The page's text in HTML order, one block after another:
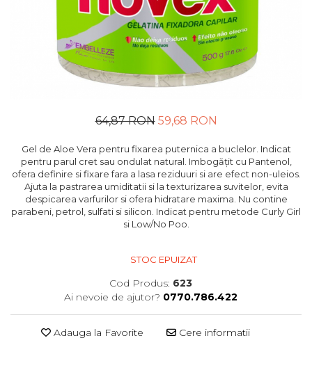
64,87 RON 59,68 RON
Gel de Aloe Vera pentru fixarea puternica a buclelor. Indicat
pentru parul cret sau ondulat natural. Imbogățit cu Pantenol,
ofera definire si fixare fara a lasa reziduuri si are efect non-uleios.
Ajuta la pastrarea umiditatii si la texturizarea suvitelor, evita
despicarea varfurilor si ofera hidratare maxima. Nu contine
parabeni, petrol, sulfati si silicon. Indicat pentru metode Curly Girl
si Low/No Poo.
STOC EPUIZAT
Cod Produs: 623
Ai nevoie de ajutor? 0770.786.422
Adauga la Favorite Cere informatii